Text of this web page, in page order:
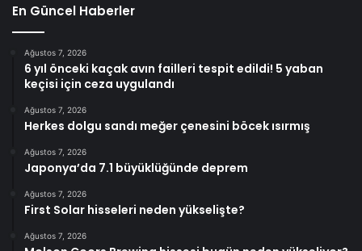
En Güncel Haberler
Ağustos 7, 2026
6 yıl önceki kaçak avın failleri tespit edildi! 5 yaban
keçisi için ceza uygulandı
Ağustos 7, 2026
Herkes dolgu sandı meğer çenesini böcek ısırmış
Ağustos 7, 2026
Japonya’da 7.1 büyüklüğünde deprem
Ağustos 7, 2026
First Solar hisseleri neden yükselişte?
Ağustos 7, 2026